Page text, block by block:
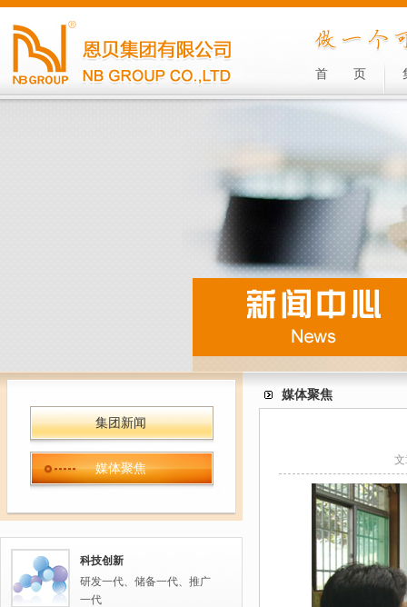
首 页
集团新闻
媒体聚焦
科技创新
研发一代、储备一代、推广
一代
媒体聚焦